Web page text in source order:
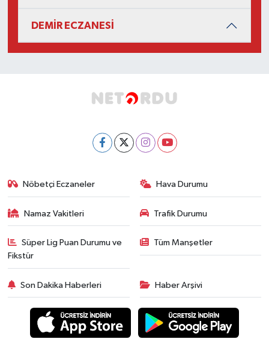
DEMİR ECZANESİ
Nöbetçi Eczaneler Hava Durumu
Namaz Vakitleri Trafik Durumu
Süper Lig Puan Durumu ve
Fikstür
Tüm Manşetler
Son Dakika Haberleri Haber Arşivi